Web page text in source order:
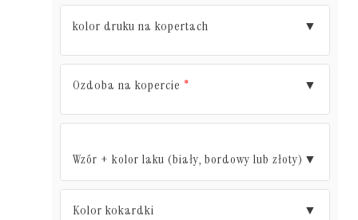
kolor druku na kopertach ▼
Ozdoba na kopercie * ▼
Wzór + kolor laku (biały, bordowy lub złoty) ▼
Kolor kokardki ▼